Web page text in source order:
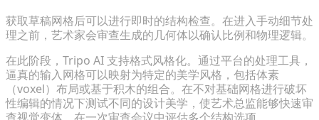
获取草稿网格后可以进行即时的结构检查。在进入手动细节处
理之前，艺术家会审查生成的几何体以确认比例和物理逻辑。
在此阶段，Tripo AI 支持格式风格化。通过平台的处理工具，
逼真的输入网格可以映射为特定的美学风格，包括体素
（voxel）布局或基于积木的组合。在不对基础网格进行破坏
性编辑的情况下测试不同的设计美学，使艺术总监能够快速审